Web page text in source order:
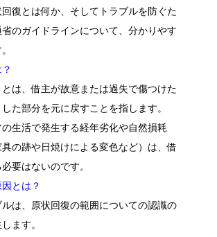
復とは何か、そしてトラブルを防ぐた
のガイドラインについて、分かりやす
とは、借主が故意または過失で傷つけた
た部分を元に戻すことを指します。
生活で発生する経年劣化や自然損耗
具の跡や日焼けによる変色など）は、借
要はないのです。
とは？
は、原状回復の範囲についての認識の
ます。